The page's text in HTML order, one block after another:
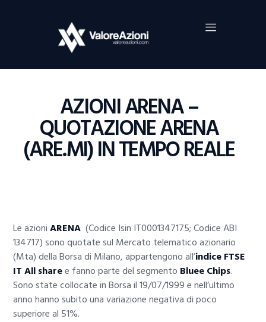
AZIONI ARENA –
QUOTAZIONE ARENA
(ARE.MI) IN TEMPO REALE
Home
Investimenti
Borsa
Guide Al Trading
Criptovalute
Le azioniARENA (Codice Isin IT0001347175; Codice ABI
134717) sono quotate sul Mercato telematico azionario
(Mta) della Borsa di Milano, appartengono all’indice FTSE
IT All sharee fanno parte del segmento Bluee Chips.
Sono state collocate in Borsa il 19/07/1999 e nell’ultimo
anno hanno subito una variazione negativa di poco
superiore al 51%.